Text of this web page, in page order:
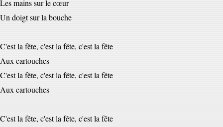
Les mains sur le cœur
Un doigt sur la bouche
C'est la fête, c'est la fête, c'est la fête
Aux cartouches
C'est la fête, c'est la fête, c'est la fête
Aux cartouches
C'est la fête, c'est la fête, c'est la fête